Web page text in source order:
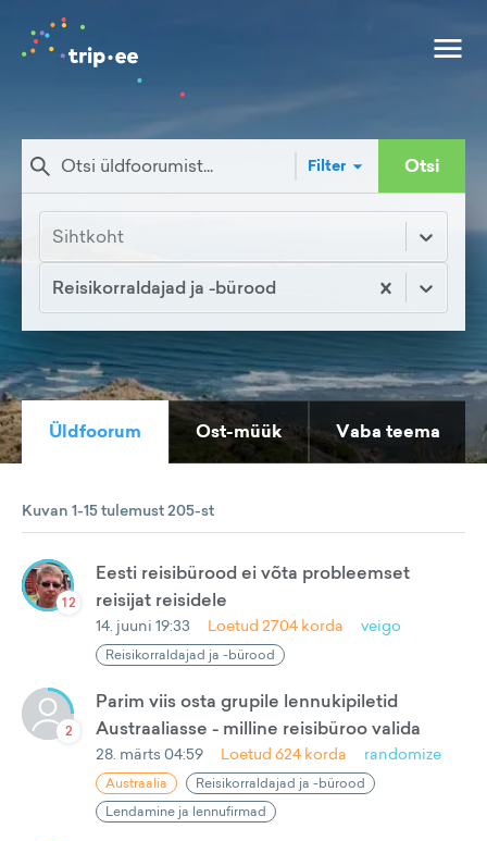
Filter Otsi
Sihtkoht
Reisikorraldajad ja -bürood
Üldfoorum Ost-müük Vaba teema
Kuvan 1-15 tulemust 205-st
12
Eesti reisibürood ei võta probleemset
reisijat reisidele
14. juuni 19:33 Loetud 2704 korda veigo
Reisikorraldajad ja -bürood
2
Parim viis osta grupile lennukipiletid
Austraaliasse - milline reisibüroo valida
28. märts 04:59 Loetud 624 korda randomize
Austraalia
Reisikorraldajad ja -bürood
Lendamine ja lennufirmad